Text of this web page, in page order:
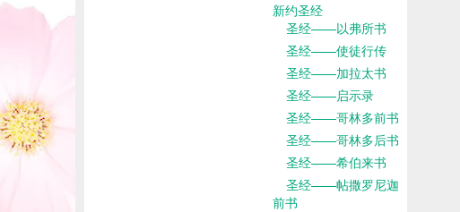
新约圣经
圣经——以弗所书
圣经——使徒行传
圣经——加拉太书
圣经——启示录
圣经——哥林多前书
圣经——哥林多后书
圣经——希伯来书
圣经——帖撒罗尼迦
前书